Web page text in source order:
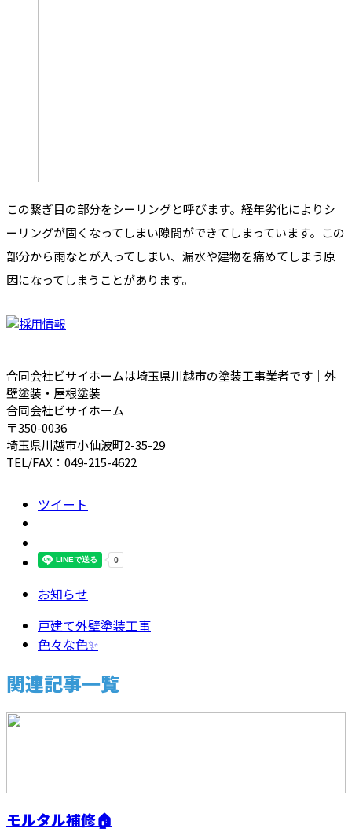
この繋ぎ目の部分をシーリングと呼びます。経年劣化によりシ
ーリングが固くなってしまい隙間ができてしまっています。この
部分から雨なとが入ってしまい、漏水や建物を痛めてしまう原
因になってしまうことがあります。
合同会社ビサイホームは埼玉県川越市の塗装工事業者です｜外
壁塗装・屋根塗装
合同会社ビサイホーム
〒350-0036
埼玉県川越市小仙波町2-35-29
TEL/FAX：049-215-4622
ツイート
お知らせ
戸建て外壁塗装工事
色々な色✨
関連記事一覧
モルタル補修🏠